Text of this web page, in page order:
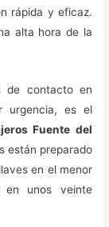
rápida y eficaz.
alta hora de la
de contacto en
urgencia, es el
Fuente del
están preparado
en el menor
en unos veinte